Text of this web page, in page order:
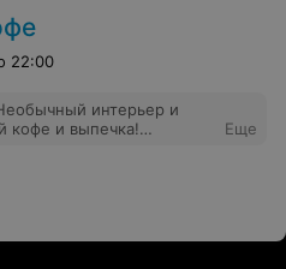
сайте я не нашла
в заведении
в пончике, который мне
22:00
интерьер и
кофе и выпечка!
Еще